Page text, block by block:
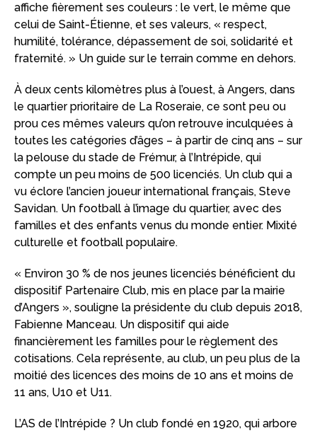
affiche fièrement ses couleurs : le vert, le même que
celui de Saint-Étienne, et ses valeurs, « respect,
humilité, tolérance, dépassement de soi, solidarité et
fraternité. » Un guide sur le terrain comme en dehors.
À deux cents kilomètres plus à l’ouest, à Angers, dans
le quartier prioritaire de La Roseraie, ce sont peu ou
prou ces mêmes valeurs qu’on retrouve inculquées à
toutes les catégories d’âges – à partir de cinq ans – sur
la pelouse du stade de Frémur, à l’Intrépide, qui
compte un peu moins de 500 licenciés. Un club qui a
vu éclore l’ancien joueur international français, Steve
Savidan. Un football à l’image du quartier, avec des
familles et des enfants venus du monde entier. Mixité
culturelle et football populaire.
« Environ 30 % de nos jeunes licenciés bénéficient du
dispositif Partenaire Club, mis en place par la mairie
d’Angers », souligne la présidente du club depuis 2018,
Fabienne Manceau. Un dispositif qui aide
financièrement les familles pour le règlement des
cotisations. Cela représente, au club, un peu plus de la
moitié des licences des moins de 10 ans et moins de
11 ans, U10 et U11.
L’AS de l’Intrépide ? Un club fondé en 1920, qui arbore